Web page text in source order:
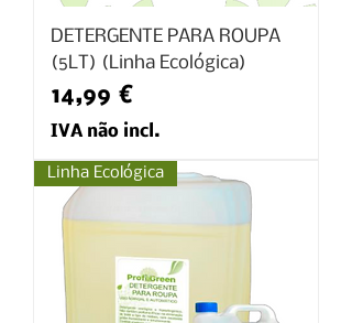
DETERGENTE PARA ROUPA
(5LT) (Linha Ecológica)
Preço
14,99 €
IVA não incl.
Linha Ecológica